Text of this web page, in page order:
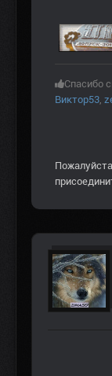
Спасибо
Виктор53
Пожалуйста